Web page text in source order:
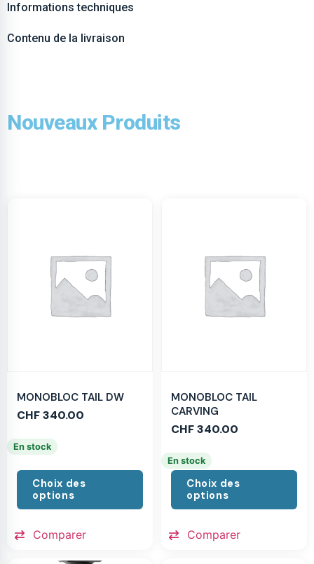
Informations techniques
Contenu de la livraison
Nouveaux Produits
MONOBLOC TAIL DW
CHF340.00
En stock
Choix des
options
Comparer
MONOBLOC TAIL
CARVING
CHF340.00
En stock
Choix des
options
Comparer